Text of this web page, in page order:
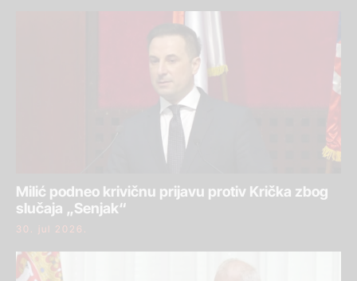
Milić podneo krivičnu prijavu protiv Krička zbog
slučaja „Senjak“
30. jul 2026.